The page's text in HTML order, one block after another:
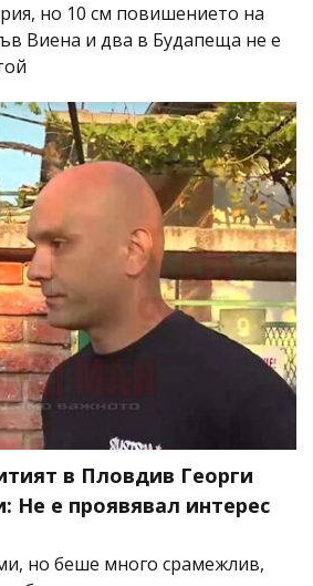
но 10 см повишението на
Виена и два в Будапеща не е
в Пловдив Георги
Не е проявявал интерес
но беше много срамежлив,